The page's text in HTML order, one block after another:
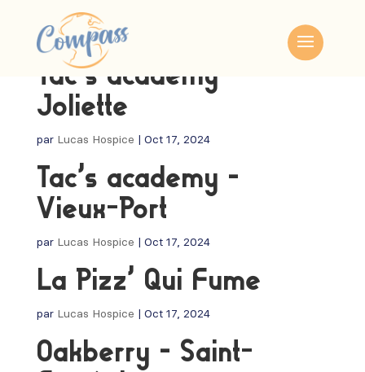
Tac’s academy –
Joliette
par Lucas Hospice | Oct 17, 2024
Tac’s academy –
Vieux-Port
par Lucas Hospice | Oct 17, 2024
La Pizz’ Qui Fume
par Lucas Hospice | Oct 17, 2024
Oakberry – Saint-